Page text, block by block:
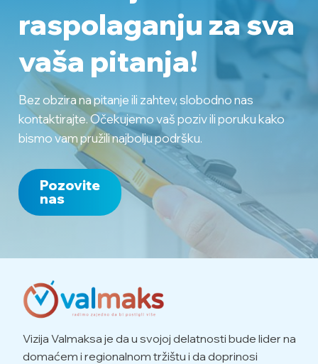
raspolaganju za sva
vaša pitanja!
Bez obzira na pitanje ili zahtev, slobodno nas
kontaktirajte. Očekujemo vaš poziv ili poruku kako
bismo vam pružili najbolju podršku.
Pozovite
nas
Vizija Valmaksa je da u svojoj delatnosti bude lider na
domaćem i regionalnom tržištu i da doprinosi